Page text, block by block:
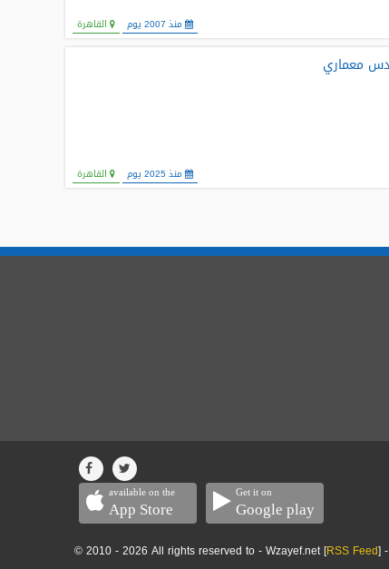
منذ 2007 يوم القاهرة
معماري
منذ 2025 يوم القاهرة
available on the
App Store
Get it on
Google play
© 2010 - 2026 All rights reserved to - Wzayef.net [RSS Feed] -